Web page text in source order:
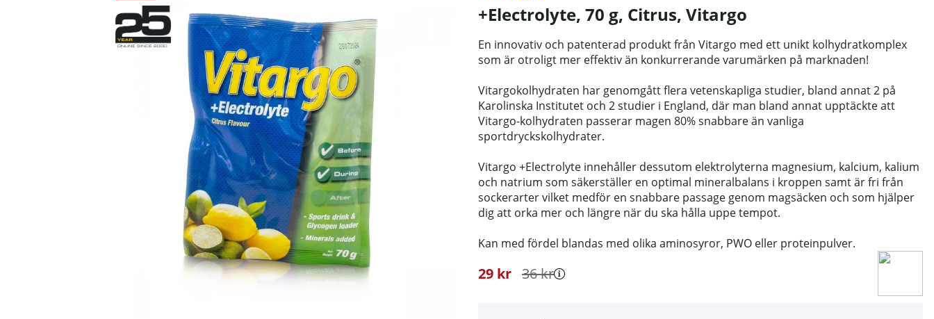
+Electrolyte, 70 g, Citrus, Vitargo
En innovativ och patenterad produkt från Vitargo med ett unikt kolhydratkomplex
som är otroligt mer effektiv än konkurrerande varumärken på marknaden!
Vitargokolhydraten har genomgått flera vetenskapliga studier, bland annat 2 på
Karolinska Institutet och 2 studier i England, där man bland annat upptäckte att
Vitargo-kolhydraten passerar magen 80% snabbare än vanliga
sportdryckskolhydrater.
Vitargo +Electrolyte innehåller dessutom elektrolyterna magnesium, kalcium, kalium
och natrium som säkerställer en optimal mineralbalans i kroppen samt är fri från
sockerarter vilket medför en snabbare passage genom magsäcken och som hjälper
dig att orka mer och längre när du ska hålla uppe tempot.
Kan med fördel blandas med olika aminosyror, PWO eller proteinpulver.
36kr
29 kr